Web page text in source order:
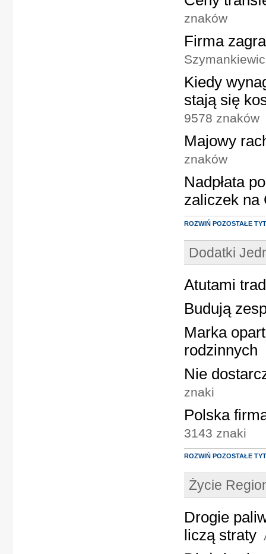
znaków
Firma
Kiedy
stają się
9578 znaków
Majowy
znaków
Nadpłata
zaliczek na
ROZWIŃ POZOSTAŁE
Dodatki
Atutami
Budują
Marka
rodzinnych
Nie
znaki
Polska
3143 znaki
ROZWIŃ POZOSTAŁE
Życie
Drogie
liczą straty